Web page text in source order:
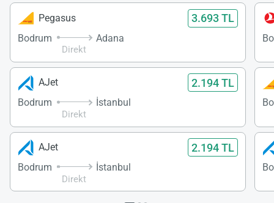
Pegasus 3.693 TL
Bodrum
Direkt
Adana
AJet 2.194 TL
Bodrum
Direkt
İstanbul
AJet 2.194 TL
Bodrum
Direkt
İstanbul